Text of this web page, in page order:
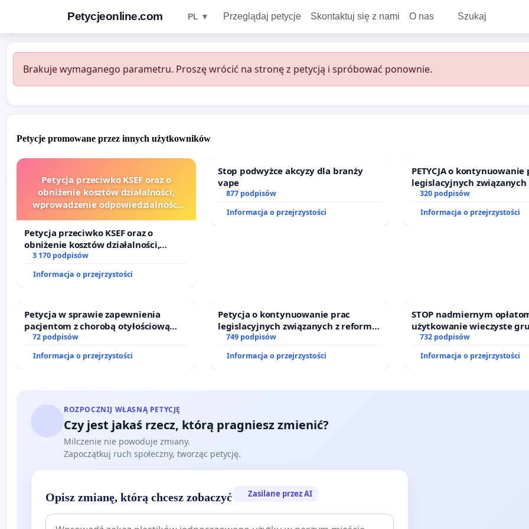
Petycjeonline.com PL ▼ Przeglądaj petycje Skontaktuj się z nami O nas Szukaj
Brakuje wymaganego parametru. Proszę wrócić na stronę z petycją i spróbować ponownie.
Petycje promowane przez innych użytkowników
Petycja przeciwko KSEF oraz o
obniżenie kosztów działalności,
wprowadzenie odpowiedzialności
sędziów
Petycja przeciwko KSEF oraz o
obniżenie kosztów działalności,
wprowadzenie odpowiedzialności
finansowej kluczowych urzędników i
sędziów
3 170 podpisów
Informacja o przejrzystości
Stop podwyżce akcyzy dla branży
vape
877 podpisów
Informacja o przejrzystości
PETYCJA o kontynuowanie
legislacyjnych
prawa rodzinnego
320 podpisów
Informacja o przejrzystości
Petycja w sprawie zapewnienia
pacjentom z chorobą otyłościową
dostępu do kompleksowego leczenia
oraz programów profilaktycznych.
72 podpisów
Informacja o przejrzystości
Petycja o kontynuowanie prac
legislacyjnych związanych z reformą
prawa rodzinnego
749 podpisów
Informacja o przejrzystości
STOP nadmiernym
użytkowanie wieczyste
zajmowanych przez
działkowe.
732 podpisów
Informacja o przejrzystości
ROZPOCZNIJ WŁASNĄ PETYCJĘ
Czy jest jakaś rzecz, którą pragniesz zmienić?
Milczenie nie powoduje zmiany.
Zapoczątkuj ruch społeczny, tworząc petycję.
Opisz zmianę, którą chcesz zobaczyć Zasilane przez AI